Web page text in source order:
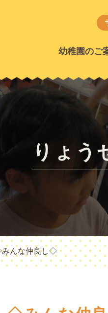
幼稚園のご
りょう
んな仲良し◇